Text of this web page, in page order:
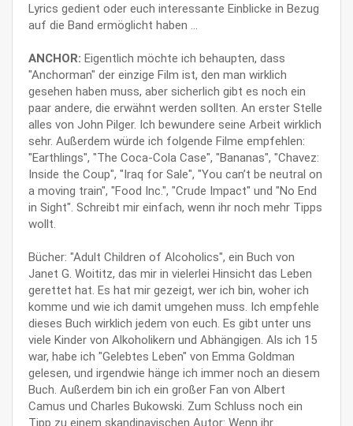
Lyrics gedient oder euch interessante Einblicke in Bezug
auf die Band ermöglicht haben ...
ANCHOR: Eigentlich möchte ich behaupten, dass
"Anchorman" der einzige Film ist, den man wirklich
gesehen haben muss, aber sicherlich gibt es noch ein
paar andere, die erwähnt werden sollten. An erster Stelle
alles von John Pilger. Ich bewundere seine Arbeit wirklich
sehr. Außerdem würde ich folgende Filme empfehlen:
"Earthlings", "The Coca-Cola Case", "Bananas", "Chavez:
Inside the Coup", "Iraq for Sale", "You can’t be neutral on
a moving train", "Food Inc.", "Crude Impact" und "No End
in Sight". Schreibt mir einfach, wenn ihr noch mehr Tipps
wollt.
Bücher: "Adult Children of Alcoholics", ein Buch von
Janet G. Woititz, das mir in vielerlei Hinsicht das Leben
gerettet hat. Es hat mir gezeigt, wer ich bin, woher ich
komme und wie ich damit umgehen muss. Ich empfehle
dieses Buch wirklich jedem von euch. Es gibt unter uns
viele Kinder von Alkoholikern und Abhängigen. Als ich 15
war, habe ich "Gelebtes Leben" von Emma Goldman
gelesen, und irgendwie hänge ich immer noch an diesem
Buch. Außerdem bin ich ein großer Fan von Albert
Camus und Charles Bukowski. Zum Schluss noch ein
Tipp zu einem skandinavischen Autor: Wenn ihr